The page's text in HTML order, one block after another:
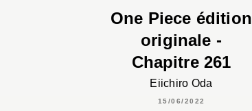
One Piece édition
originale -
Chapitre 261
Eiichiro Oda
15/06/2022